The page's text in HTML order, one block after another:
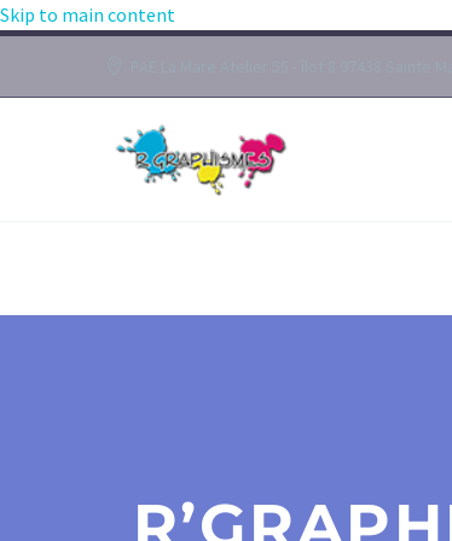
Skip to main content